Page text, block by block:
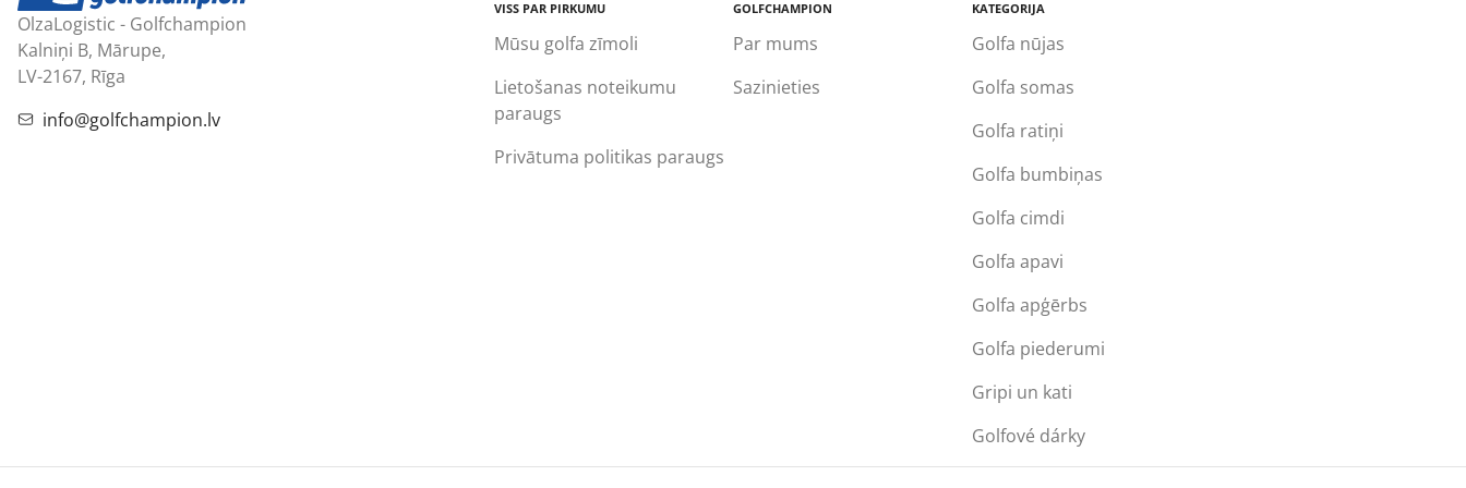
OlzaLogistic - Golfchampion
Kalniņi B, Mārupe,
LV-2167, Rīga
info@golfchampion.lv
VISS PAR PIRKUMU
Mūsu golfa zīmoli
Lietošanas noteikumu
paraugs
Privātuma politikas paraugs
GOLFCHAMPION
Par mums
Sazinieties
KATEGORIJA
Golfa nūjas
Golfa somas
Golfa ratiņi
Golfa bumbiņas
Golfa cimdi
Golfa apavi
Golfa apģērbs
Golfa piederumi
Gripi un kati
Golfové dárky